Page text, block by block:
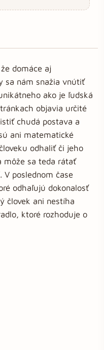
domáce aj
sa nám snažia vnútiť
ako je ľudská
objavia určité
chudá postava a
ani matematické
odhaliť či jeho
môže sa teda rátať
V poslednom čase
odhaľujú dokonalosť
človek ani nestíha
ktoré rozhoduje o